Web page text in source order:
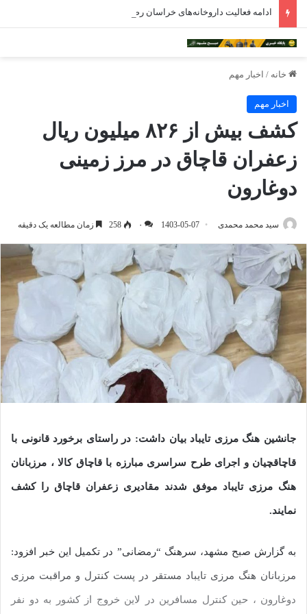
خانه / اخبار مهم
اخبار مهم
کشف بیش از ۸۲۶ میلیون ریال
زعفران قاچاق در مرز زمینی
دوغارون
سید محمد محمدی 1403-05-07 ۰ 258 زمان مطالعه یک دقیقه
جانشین هنگ مرزی تایباد بیان داشت: در راستای برخورد قانونی با
قاچاقچیان و اجرای طرح سراسری مبارزه با قاچاق کالا ، مرزبانان
هنگ مرزی تایباد موفق شدند مقادیری زعفران قاچاق را کشف
نمایند.
به گزارش صبح مشهد، سرهنگ “رمضانی” در تکمیل این خبر افزود:
مرزبانان هنگ مرزی تایباد مستقر در پست کنترل و مراقبت مرزی
دوغارون ، حین کنترل مسافرین در لاین خروج از کشور به دو نفر